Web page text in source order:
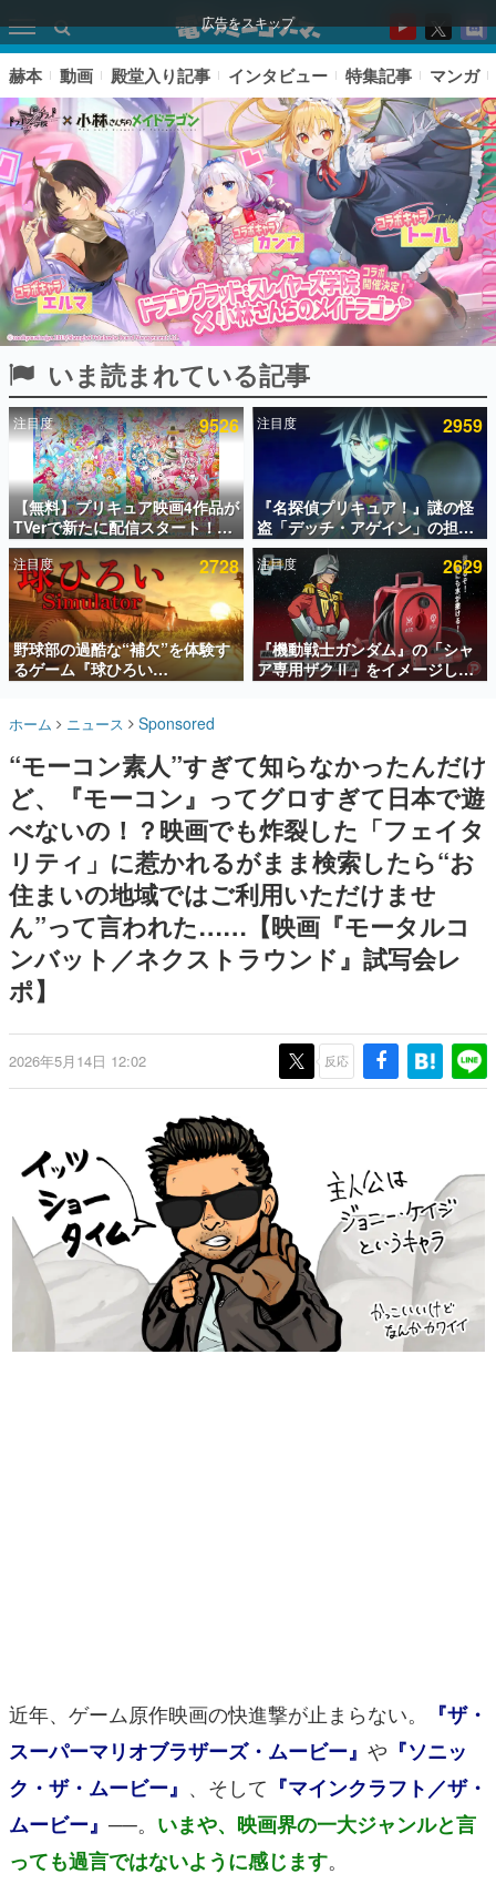
広告をスキップ
ピックアップ
電ファミのいま読まれている記事ランキング
アプリセール情報
インタビュー
連載・特集一覧
殿堂入り記事
SNS拡散数が数千以上！ ページビュー数万以上！ などな
ど。多くの人々に読まれた、電ファミ渾身の“殿堂入り”記
事をまとめました。
名作ゲームクリエイターの方々に製作時のエピソードをお
きます。
赫本
この物語を解いてはいけない。『赫本』は、〈試験問題〉
の形をした短編ホラー小説集です。
新世代に訊く
これからのデジタルゲーム市場を担う若きクリエイター達
の姿を追い、彼らのルーツと情熱を探っていきます。
ゲーム世代の作家たち
日本モバイルゲーム産業史
日本のモバイルゲーム史における主要なトピック・タイト
解説を掲載。約20年の歴史が一望できる決定版！
若ゲのいたり〜ゲームクリエイターの青春〜
『うつヌケ』『ペンと箸』等で知られるマンガ家・田中圭
一先生によるゲーム業界レポートマンガです。
なんでゲームは面白い？
ゲーム開発者・hamatsu氏がゲームの魅力を画面や操作の
具体的な形から解き明かしていく、硬派で骨太な評論連載
です。
ゲームが変えた日本語
「経験値」「裏技」「ラスボス」… ゲームにまつわる言葉
電ファミニコゲーマーとは？
運営：株式会社マレ
赫本 動画 殿堂入り記事 インタビュー 特集記事 マンガ
いま読まれている記事
注目度 9526
【無料】プリキュア映画4作品が
TVerで新たに配信スタート！な
んと2018年～2024年の映画ほぼ
すべてが見放題に、ぶっちゃけ
ありえないラインナップ
注目度 2959
『名探偵プリキュア！』謎の怪
盗「デッチ・アゲイン」の担当
キャストは天﨑滉平さんと判
明。『Re:ゼロから始める異世
界生活』オットー役、『ヒプノ
シスマイク』山田三郎役など
注目度 2728
野球部の過酷な“補欠”を体験す
るゲーム『球ひろい
Simulator』が「1件」のウィッ
対応しSNSで話題に。『キング
ダム・カム』開発元やチェコの
プロ野球選手から称賛の声
注目度 2629
『機動戦士ガンダム』の「シャ
ア専用ザクⅡ」をイメージした
散水ホースリールが予約開始。
ホーム ニュース Sponsored
“モーコン素人”すぎて知らなかったんだけ
ど、『モーコン』ってグロすぎて日本で遊
べないの！？映画でも炸裂した「フェイタ
リティ」に惹かれるがまま検索したら“お
住まいの地域ではご利用いただけませ
ん”って言われた……【映画『モータルコ
ンバット／ネクストラウンド』試写会レ
ポ】
2026年5月14日 12:02 反応
近年、ゲーム原作映画の快進撃が止まらない。
『ザ・
スーパーマリオブラザーズ・ムービー』 や 『ソニッ
ク・ザ・ムービー』 、そして 『マインクラフト／ザ・
ムービー』 ──。 いまや、映画界の一大ジャンルと言
っても過言ではないように感じます。